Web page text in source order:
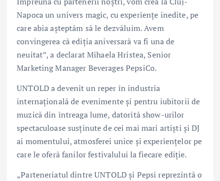
Napoca un univers magic, cu experiențe inedite, pe
care abia așteptăm să le dezvăluim. Avem
convingerea că ediția aniversară va fi una de
neuitat”, a declarat Mihaela Hristea, Senior
Marketing Manager Beverages PepsiCo.
UNTOLD a devenit un reper în industria
internațională de evenimente și pentru iubitorii de
muzică din întreaga lume, datorită show-urilor
spectaculoase susținute de cei mai mari artiști și DJ
ai momentului, atmosferei unice și experiențelor pe
care le oferă fanilor festivalului la fiecare ediție.
„Parteneriatul dintre UNTOLD și Pepsi reprezintă o